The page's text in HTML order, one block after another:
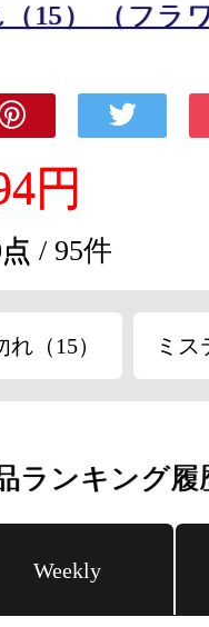
15） （フラ
円
/ 95件
（15） ミ
ランキング履
Weekly